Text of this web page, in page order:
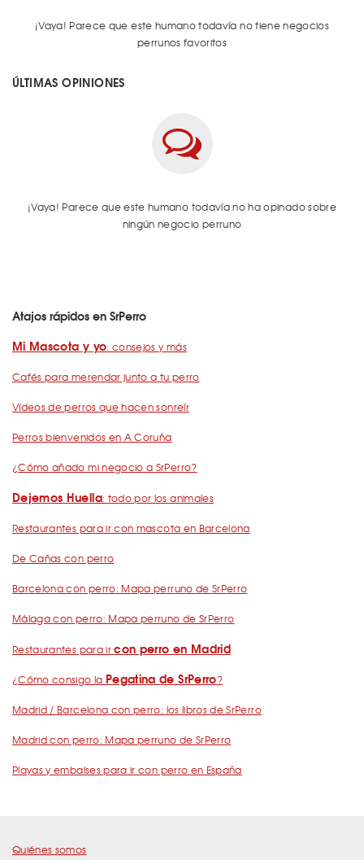
¡Vaya! Parece que este humano todavía no tiene negocios
perrunos favoritos
ÚLTIMAS OPINIONES
¡Vaya! Parece que este humano todavía no ha opinado sobre
ningún negocio perruno
Atajos rápidos en SrPerro
Mi Mascota y yo: consejos y más
Cafés para merendar junto a tu perro
Vídeos de perros que hacen sonreír
Perros bienvenidos en A Coruña
¿Cómo añado mi negocio a SrPerro?
Dejemos Huella: todo por los animales
Restaurantes para ir con mascota en Barcelona
De Cañas con perro
Barcelona con perro: Mapa perruno de SrPerro
Málaga con perro: Mapa perruno de SrPerro
Restaurantes para ircon perro en Madrid
¿Cómo consigo la Pegatina de SrPerro?
Madrid / Barcelona con perro: los libros de SrPerro
Madrid con perro: Mapa perruno de SrPerro
Playas y embalses para ir con perro en España
Quiénes somos